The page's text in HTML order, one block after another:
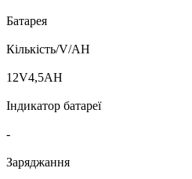
Батарея
Кількість/V/AH
12V4,5AH
Індикатор батареї
-
Заряджання